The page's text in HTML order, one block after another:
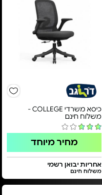
כיסא משרדי COLLEGE -
משלוח חינם
מחיר מיוחד
אחריות יבואן רשמי
משלוח חינם